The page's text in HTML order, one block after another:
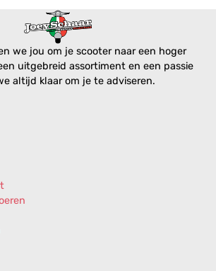
4T 2V E2 '08-'14
4T 2V E2 '04-'07
4T 2V E3 '07-'11
4T 2V E2 '04-'07
4T 2V E3 '07-'12
h AIR 2T E2 '05
AIR 4T 2V E2 '08-'11
2T E2 '10-'11
4T 2V E2 '04-'06
4T 2V E2 '07-'09
4T 4V E2 '11
125i IGET AIR 4T 3V E4 '17-'19
125i IGET AIR 4T 3V E5 '21->
50i IGET AIR 4T 3V E4 '18-'20
125 AIR 4T 2V E3 '09-'12
150 AIR 4T 2V E3 '09-'13
50 AIR 2T E2 '09-'13
we jou om je scooter naar een hoger
uitgebreid assortiment en een passie
altijd klaar om je te adviseren.